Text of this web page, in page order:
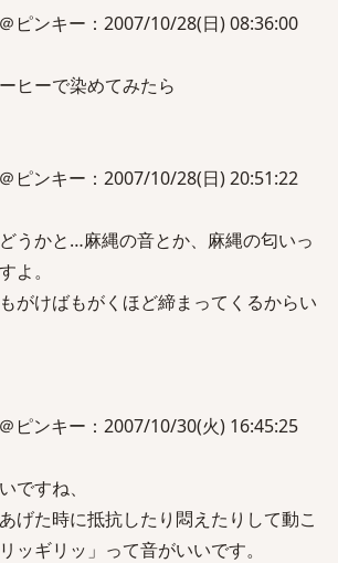
ピンキー：2007/10/28(日) 08:36:00
ヒーで染めてみたら
ピンキー：2007/10/28(日) 20:51:22
うかと…麻縄の音とか、麻縄の匂いっ
よ。
がけばもがくほど締まってくるからい
ピンキー：2007/10/30(火) 16:45:25
ですね、
げた時に抵抗したり悶えたりして動こ
ッギリッ」って音がいいです。